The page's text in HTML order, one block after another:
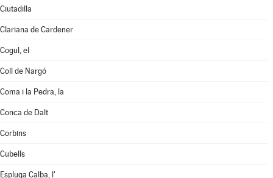
Ciutadilla
Clariana de Cardener
Cogul, el
Coll de Nargó
Coma i la Pedra, la
Conca de Dalt
Corbins
Cubells
Espluga Calba, l'